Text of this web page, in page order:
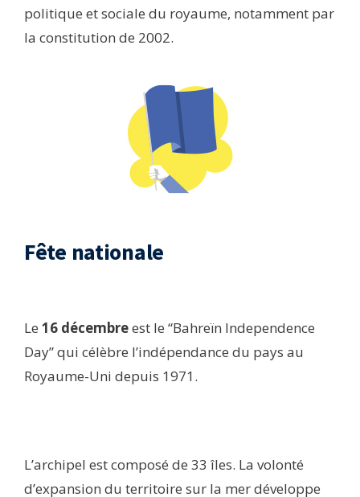
politique et sociale du royaume, notamment par
la constitution de 2002.
Fête nationale
Le 16 décembreest le “Bahreïn Independence
Day” qui célèbre l’indépendance du pays au
Royaume-Uni depuis 1971.
L’archipel est composé de 33 îles. La volonté
d’expansion du territoire sur la mer développe